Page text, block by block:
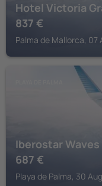
Hotel Victoria
837 €
Palma de Mallorca,
Iberostar
687 €
Playa de Palma, 30